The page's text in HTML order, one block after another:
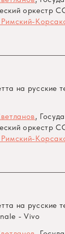
54.
55. Метнер
оркестр
на русские
,
оркестр
на русские
- Vivo